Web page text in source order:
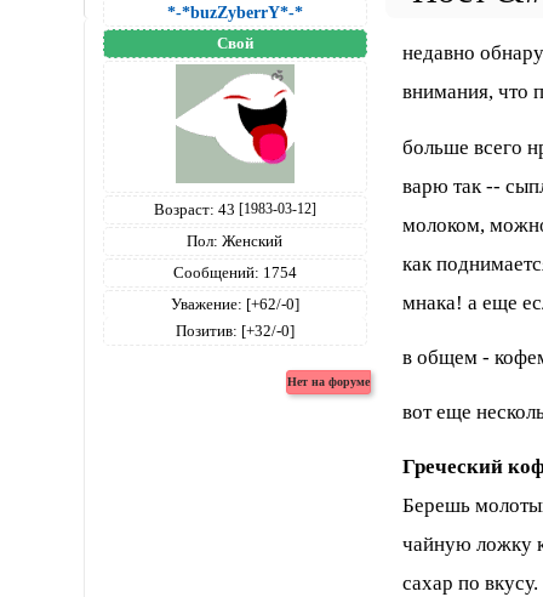
*-*buzZyberrY*-*
Свой
Возраст: 43 [1983-03-12]
Пол: Женский
Сообщений: 1754
Уважение: [+62/-0]
Позитив: [+32/-0]
недавно
внимания, что
больше всего
варю так --
молоком,
как
мнака! а еще
в общем -
вот еще
Греческий
Берешь
чайную ложку
сахар по